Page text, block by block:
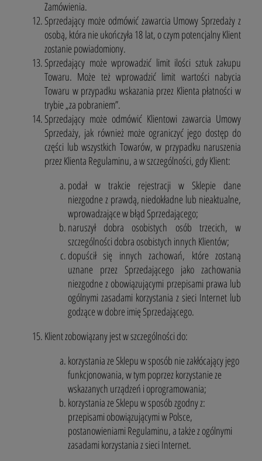
Zamówienia.
Sprzedający może odmówić zawarcia Umowy Sprzedaży z
osobą, która nie ukończyła 18 lat, o czym potencjalny Klient
zostanie powiadomiony.
Sprzedający może wprowadzić limit ilości sztuk zakupu
Towaru. Może też wprowadzić limit wartości nabycia
Towaru w przypadku wskazania przez Klienta płatności w
trybie „za pobraniem”.
Sprzedający może odmówić Klientowi zawarcia Umowy
Sprzedaży, jak również może ograniczyć jego dostęp do
części lub wszystkich Towarów, w przypadku naruszenia
przez Klienta Regulaminu, a w szczególności, gdy Klient:
podał w trakcie rejestracji w Sklepie dane
niezgodne z prawdą, niedokładne lub nieaktualne,
wprowadzające w błąd Sprzedającego;
naruszył dobra osobistych osób trzecich, w
szczególności dobra osobistych innych Klientów;
dopuścił się innych zachowań, które zostaną
uznane przez Sprzedającego jako zachowania
niezgodne z obowiązującymi przepisami prawa lub
ogólnymi zasadami korzystania z sieci Internet lub
godzące w dobre imię Sprzedającego.
Klient zobowiązany jest w szczególności do:
korzystania ze Sklepu w sposób nie zakłócający jego
funkcjonowania, w tym poprzez korzystanie ze
wskazanych urządzeń i oprogramowania;
korzystania ze Sklepu w sposób zgodny z:
przepisami obowiązującymi w Polsce,
postanowieniami Regulaminu, a także z ogólnymi
zasadami korzystania z sieci Internet.